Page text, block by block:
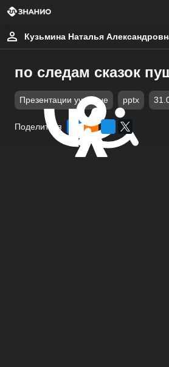
Кузьмина Наталья
по следам сказок
Презентации учебные pptx
Поделиться